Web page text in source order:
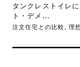
タンクレストイレ
ト・デメ...
注文住宅との比較 , 理